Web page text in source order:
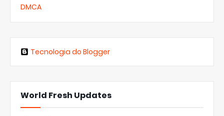
DMCA
Tecnologia do Blogger
World Fresh Updates